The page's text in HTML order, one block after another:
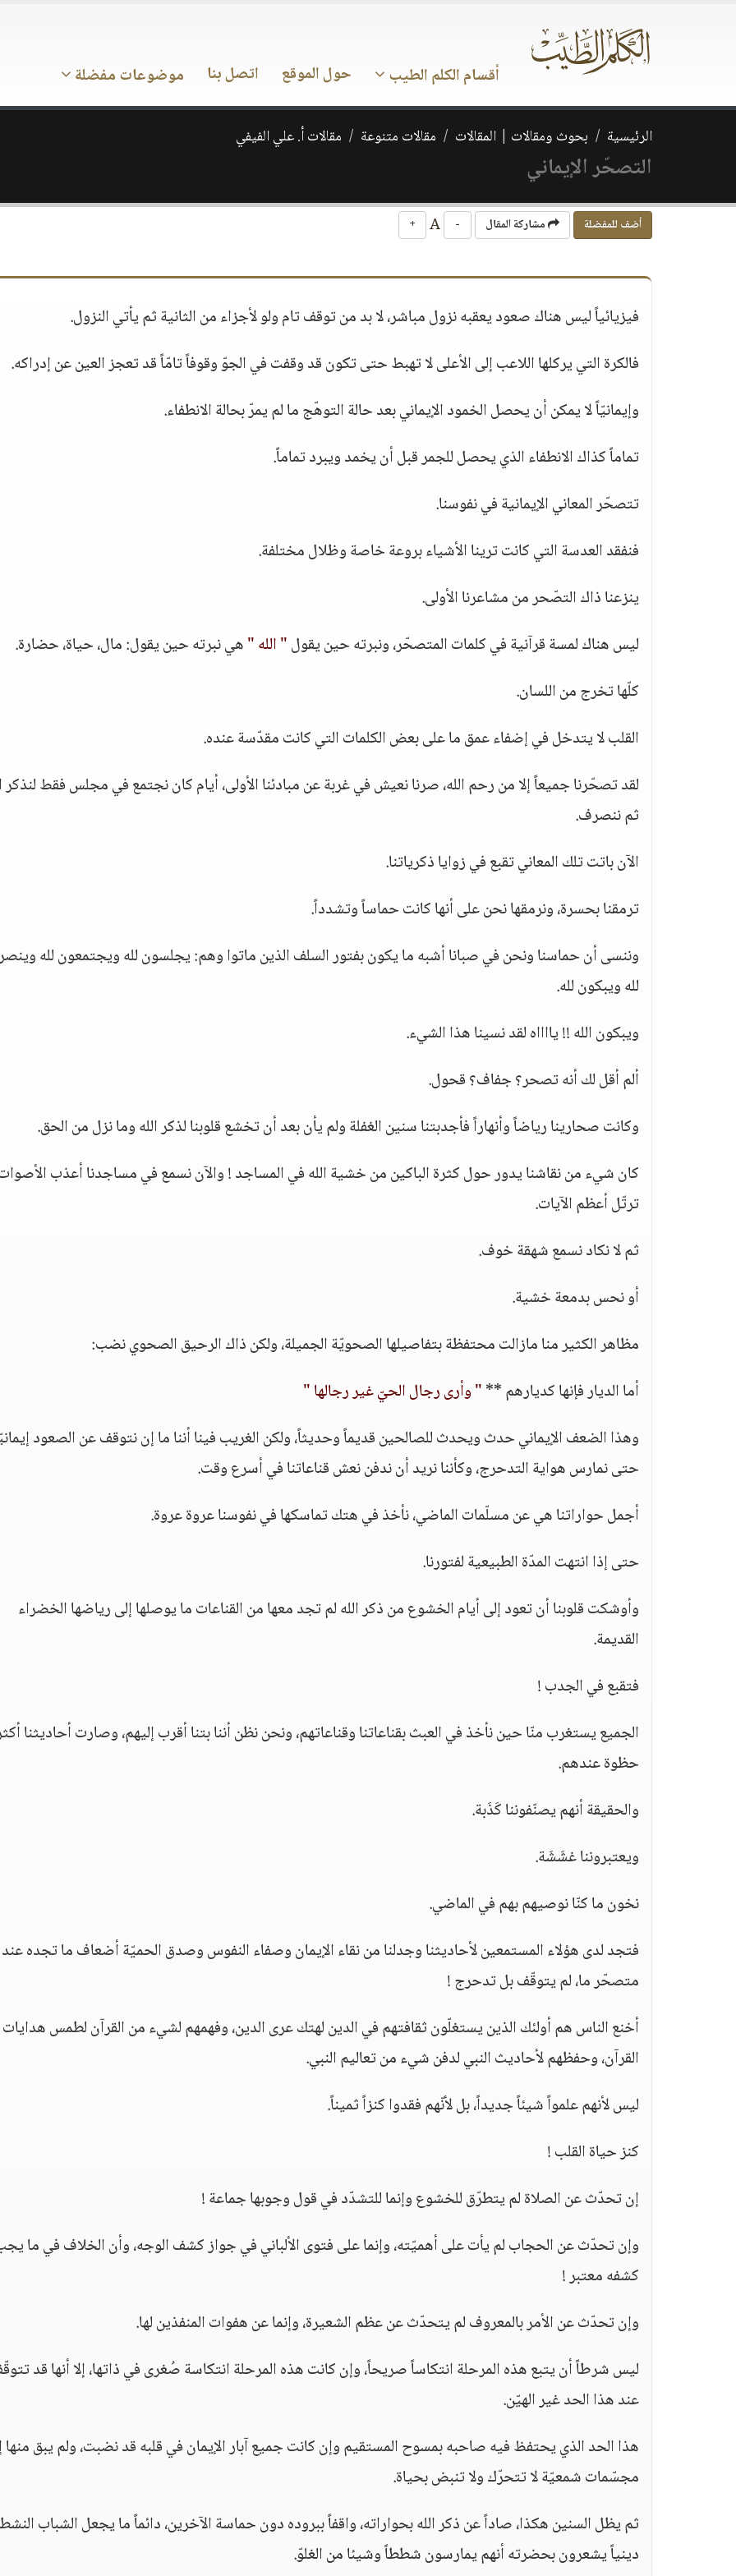
أقسام الكلم الطيب حول الموقع اتصل بنا موضوعات مفضلة
الرئيسية بحوث ومقالات | المقالات مقالات متنوعة مقالات أ. علي الفيفي
التصحّر الإيماني
أضف للمفضلة مشاركة المقال -
+
فيزيائياً ليس هناك صعود يعقبه نزول مباشر، لا بد من توقف تام ولو لأجزاء من الثانية ثم يأتي النزول.
فالكرة التي يركلها اللاعب إلى الأعلى لا تهبط حتى تكون قد وقفت في الجوّ وقوفاً تامّاً قد تعجز العين عن إدراكه.
وإيمانيّاً لا يمكن أن يحصل الخمود الإيماني بعد حالة التوهّج ما لم يمرّ بحالة الانطفاء.
تماماً كذاك الانطفاء الذي يحصل للجمر قبل أن يخمد ويبرد تماماً.
تتصحّر المعاني الإيمانية في نفوسنا.
فنفقد العدسة التي كانت ترينا الأشياء بروعة خاصة وظلال مختلفة.
ينزعنا ذاك التصّحر من مشاعرنا الأولى.
ليس هناك لمسة قرآنية في كلمات المتصحّر، ونبرته حين يقول" الله "هي نبرته حين يقول: مال، حياة، حضارة.
كلّها تخرج من اللسان.
القلب لا يتدخل في إضفاء عمق ما على بعض الكلمات التي كانت مقدّسة عنده.
لقد تصحّرنا جميعاً إلا من رحم الله، صرنا نعيش في غربة عن مبادئنا الأولى، أيام كان نجتمع في مجلس فقط لنذكر
ثم ننصرف.
الآن باتت تلك المعاني تقبع في زوايا ذكرياتنا.
ترمقنا بحسرة، ونرمقها نحن على أنها كانت حماساً وتشدداً.
وننسى أن حماسنا ونحن في صبانا أشبه ما يكون بفتور السلف الذين ماتوا وهم: يجلسون لله ويجتمعون لله
لله ويبكون لله.
ويبكون الله !! يااااه لقد نسينا هذا الشيء.
ألم أقل لك أنه تصحر؟ جفاف؟ قحول.
وكانت صحارينا رياضاً وأنهاراً فأجدبتنا سنين الغفلة ولم يأن بعد أن تخشع قلوبنا لذكر الله وما نزل من الحق.
كان شيء من نقاشنا يدور حول كثرة الباكين من خشية الله في المساجد ! والآن نسمع في مساجدنا أعذب
ترتّل أعظم الآيات.
ثم لا نكاد نسمع شهقة خوف.
أو نحس بدمعة خشية.
مظاهر الكثير منا مازالت محتفظة بتفاصيلها الصحويّة الجميلة، ولكن ذاك الرحيق الصحوي نضب:
أما الديار فإنها كديارهم **" وأرى رجال الحيّ غير رجالها "
وهذا الضعف الإيماني حدث ويحدث للصالحين قديماً وحديثاً، ولكن الغريب فينا أننا ما إن نتوقف عن الصعود
حتى نمارس هواية التدحرج، وكأننا نريد أن ندفن نعش قناعاتنا في أسرع وقت.
أجمل حواراتنا هي عن مسلّمات الماضي، نأخذ في هتك تماسكها في نفوسنا عروة عروة.
حتى إذا انتهت المدّة الطبيعية لفتورنا.
وأوشكت قلوبنا أن تعود إلى أيام الخشوع من ذكر الله لم تجد معها من القناعات ما يوصلها إلى رياضها الخضراء
القديمة.
فتقبع في الجدب !
الجميع يستغرب منّا حين نأخذ في العبث بقناعاتنا وقناعاتهم، ونحن نظن أننا بتنا أقرب إليهم، وصارت أحاديثنا
حظوة عندهم.
والحقيقة أنهم يصنّفوننا كَذَبة.
ويعتبروننا غشَشَة.
نخون ما كنّا نوصيهم بهم في الماضي.
فتجد لدى هؤلاء المستمعين لأحاديثنا وجدلنا من نقاء الإيمان وصفاء النفوس وصدق الحميّة أضعاف ما تجده عند
متصحّر ما، لم يتوقّف بل تدحرج !
أخنع الناس هم أولئك الذين يستغلّون ثقافتهم في الدين لهتك عرى الدين، وفهمهم لشيء من القرآن لطمس هدايات
القرآن، وحفظهم لأحاديث النبي لدفن شيء من تعاليم النبي.
ليس لأنهم علمواً شيئاً جديداً، بل لأنّهم فقدوا كنزاً ثميناً.
كنز حياة القلب !
إن تحدّث عن الصلاة لم يتطرّق للخشوع وإنما للتشدّد في قول وجوبها جماعة !
وإن تحدّث عن الحجاب لم يأت على أهميّته، وإنما على فتوى الألباني في جواز كشف الوجه، وأن الخلاف في ما
كشفه معتبر !
وإن تحدّث عن الأمر بالمعروف لم يتحدّث عن عظم الشعيرة، وإنما عن هفوات المنفذين لها.
ليس شرطاً أن يتبع هذه المرحلة انتكاساً صريحاً، وإن كانت هذه المرحلة انتكاسة صُغرى في ذاتها، إلا أنها قد
عند هذا الحد غير الهيّن.
هذا الحد الذي يحتفظ فيه صاحبه بمسوح المستقيم وإن كانت جميع آبار الإيمان في قلبه قد نضبت، ولم يبق منها
مجسّمات شمعيّة لا تتحرّك ولا تنبض بحياة.
ثم يظل السنين هكذا، صاداً عن ذكر الله بحواراته، واقفاً ببروده دون حماسة الآخرين، دائماً ما يجعل الشباب
دينياً يشعرون بحضرته أنهم يمارسون شططاً وشيئا من الغلوّ.